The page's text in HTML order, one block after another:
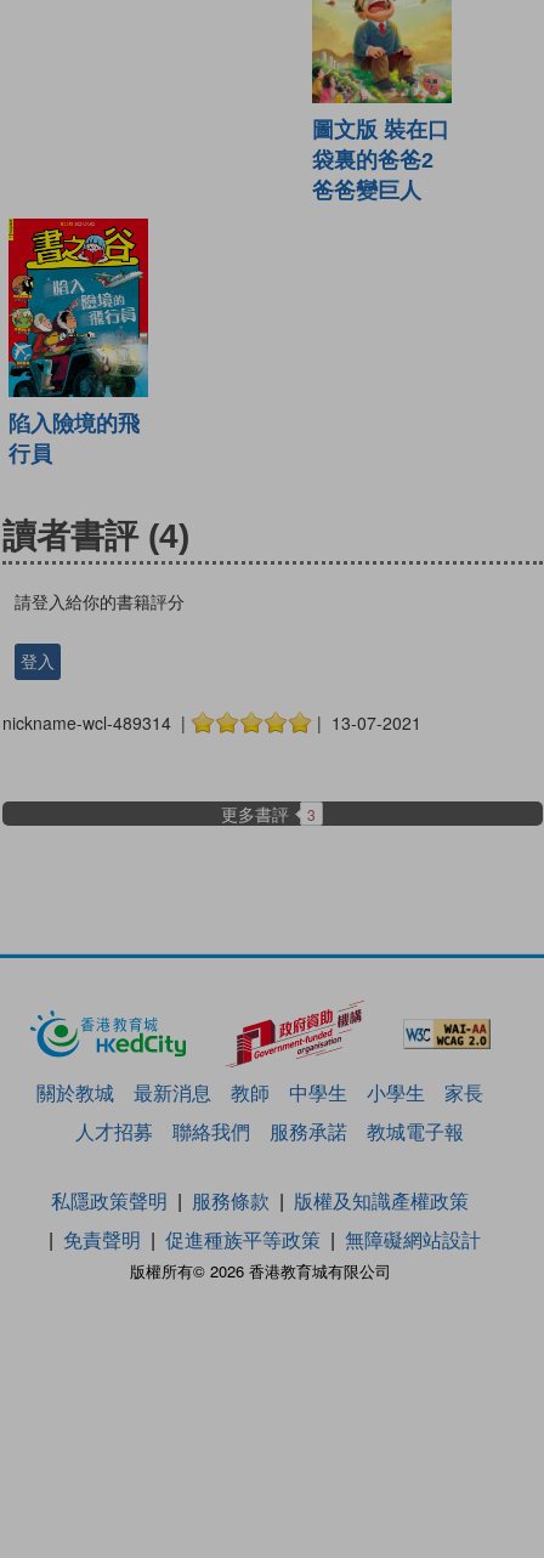
圖文版 裝在口
袋裏的爸爸2
爸爸變巨人
陷入險境的飛
行員
讀者書評 (4)
請登入給你的書籍評分
登入
nickname-wcl-489314 | | 13-07-2021
更多書評 3
關於教城 最新消息 教師 中學生 小學生
家長
人才招募
聯絡我們 服務承諾 教城電子報
版權所有© 2026 香港教育城有限公司
私隱政策聲明 服務條款
版權及知識產權政策
免責聲明
促進種族平等政策 無障礙網站設計